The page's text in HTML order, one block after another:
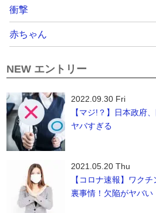
衝撃
赤ちゃん
NEW エントリー
2022.09.30 Fri
【マジ!？】日本政府
ヤバすぎる
2021.05.20 Thu
【コロナ速報】ワク
裏事情！欠陥がヤバい